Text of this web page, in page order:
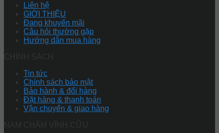
Liên hệ
GIỚI THIỆU
Đang khuyến mãi
Câu hỏi thường gặp
Hướng dẫn mua hàng
CHÍNH SÁCH
Tin tức
Chính sách bảo mật
Bảo hành & đổi hàng
Đặt hàng & thanh toán
Vận chuyển & giao hàng
NAM CHÂM VĨNH CỬU